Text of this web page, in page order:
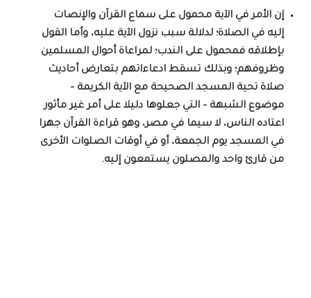
إن الأمر في الآية محمول على سماع القرآن والإنصات
إليه في الصلاة؛ لدلالة سبب نزول الآية عليه، وأما القول
بإطلاقه فمحمول على الندب؛ لمراعاة أحوال المسلمين
وظروفهم؛ وبذلك تسقط ادعاءاتهم بتعارض أحاديث
صلاة تحية المسجد الصحيحة مع الآية الكريمة –
موضوع الشبهة – التي جعلوها دليلا على أمر غير مأثور
اعتاده الناس، لا سيما في مصر، وهو قراءة القرآن جهرا
في المسجد يوم الجمعة، أو في أوقات الصلوات الأخرى
من قارئ واحد والمصلون يستمعون إليه.